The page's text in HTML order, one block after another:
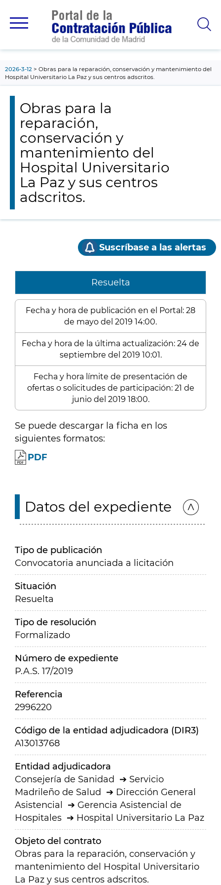
principal
2026-3-12
Obras para la reparación, conservación y mantenimiento del
Hospital Universitario La Paz y sus centros adscritos.
Obras para la
reparación,
conservación y
mantenimiento del
Hospital Universitario
La Paz y sus centros
adscritos.
Suscríbase a las alertas
Resuelta
Fecha y hora de publicación en el Portal: 28
de mayo del 2019 14:00.
Fecha y hora de la última actualización: 24 de
septiembre del 2019 10:01.
Fecha y hora límite de presentación de
ofertas o solicitudes de participación: 21 de
junio del 2019 18:00.
Se puede descargar la ficha en los
siguientes formatos:
PDF
Datos del expediente
Tipo de publicación
Convocatoria anunciada a licitación
Situación
Resuelta
Tipo de resolución
Formalizado
Número de expediente
P.A.S. 17/2019
Referencia
2996220
Código de la entidad adjudicadora (DIR3)
A13013768
Entidad adjudicadora
Consejería de Sanidad
Servicio
Madrileño de Salud
Dirección General
Asistencial
Gerencia Asistencial de
Hospitales
Hospital Universitario La Paz
Objeto del contrato
Obras para la reparación, conservación y
mantenimiento del Hospital Universitario
La Paz y sus centros adscritos.